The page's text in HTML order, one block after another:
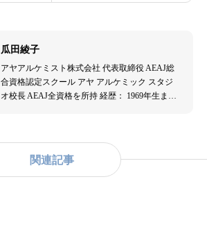
瓜田綾子
アヤアルケミスト株式会社 代表取締役 AEAJ総
合資格認定スクール アヤ アルケミック スタジ
オ校長 AEAJ全資格を所持 経歴： 1969年生ま
アルケミスト株式会社を設立。アロマテラピー
の普及と教育に尽力。主な資格： - （公社）日
本アロマ環境協会認定アロマセラピスト - （公
関連記事